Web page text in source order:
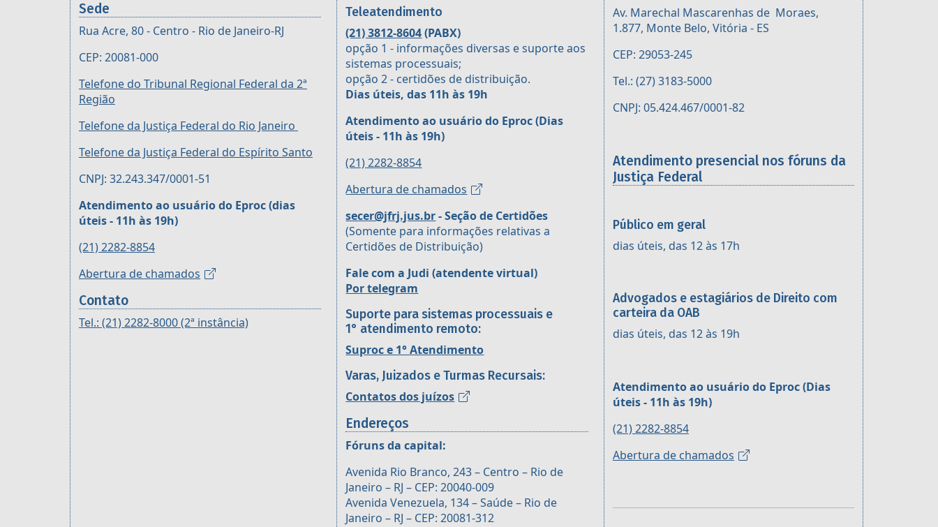
Sede
Rua Acre, 80 - Centro - Rio de Janeiro-RJ
CEP: 20081-000
Telefone do Tribunal Regional Federal da 2ª
Região
Telefone da Justiça Federal do Rio Janeiro
Telefone da Justiça Federal do Espírito Santo
CNPJ: 32.243.347/0001-51
Atendimento ao usuário do Eproc (dias
úteis - 11h às 19h)
(21) 2282-8854
Abertura de chamados
Contato
Tel.: (21) 2282-8000 (2ª instância)
Teleatendimento
(21) 3812-8604(PABX)
opção 1 - informações diversas e suporte aos
sistemas processuais;
opção 2 - certidões de distribuição.
Dias úteis, das 11h às 19h
Atendimento ao usuário do Eproc (Dias
úteis - 11h às 19h)
(21) 2282-8854
Abertura de chamados
secer@jfrj.jus.br- Seção de Certidões
(Somente para informações relativas a
Certidões de Distribuição)
Fale com a Judi (atendente virtual)
Por telegram
Suporte para sistemas processuais e
1° atendimento remoto:
Suproc e 1° Atendimento
Varas, Juizados e Turmas Recursais:
Contatos dos juízos
Endereços
Fóruns da capital:
Avenida Rio Branco, 243 – Centro – Rio de
Janeiro – RJ – CEP: 20040-009
Avenida Venezuela, 134 – Saúde – Rio de
Janeiro – RJ – CEP: 20081-312
Av. Marechal Mascarenhas de Moraes,
1.877, Monte Belo, Vitória - ES
CEP: 29053-245
Tel.: (27) 3183-5000
CNPJ: 05.424.467/0001-82
Atendimento presencial nos fóruns da
Justiça Federal
Público em geral
dias úteis, das 12 às 17h
Advogados e estagiários de Direito com
carteira da OAB
dias úteis, das 12 às 19h
Atendimento ao usuário do Eproc (Dias
úteis - 11h às 19h)
(21) 2282-8854
Abertura de chamados